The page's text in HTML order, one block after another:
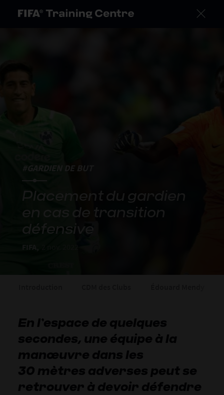
#GARDIEN DE BUT
Placement du gardien
en cas de transition
défensive
En l’espace de quelques
secondes, une équipe à la
manœuvre dans les
30 mètres adverses peut se
retrouver à devoir défendre